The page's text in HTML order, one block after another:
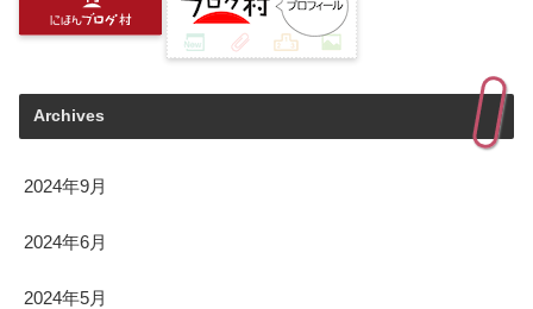
Archives
2024年9月
2024年6月
2024年5月